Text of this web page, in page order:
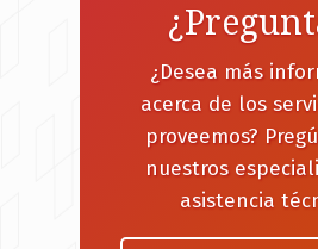
¿Desea más
acerca de los
proveemos?
nuestros
asistencia